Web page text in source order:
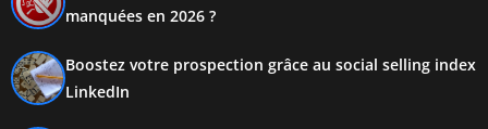
manquées en 2026 ?
Boostez votre prospection grâce au social selling index
LinkedIn